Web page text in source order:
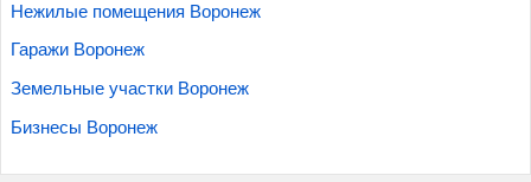
Нежилые помещения Воронеж
Гаражи Воронеж
Земельные участки Воронеж
Бизнесы Воронеж